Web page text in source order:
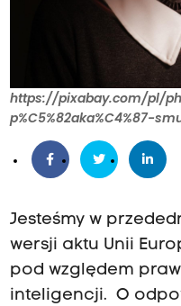
https://pixabay.com/pl/
p%C5%82aka%C4%87-
Jesteśmy w
wersji aktu Unii
pod względem
inteligencji. O